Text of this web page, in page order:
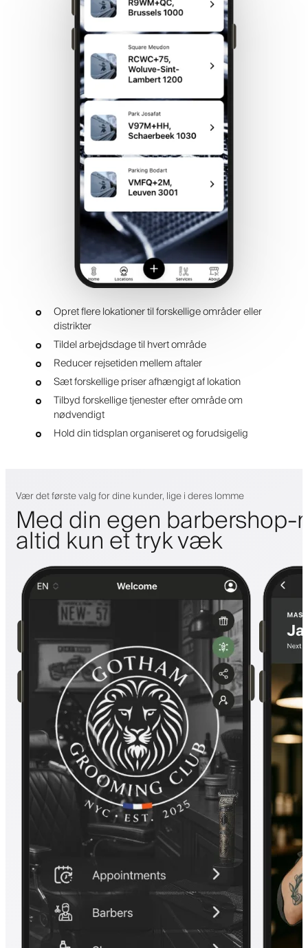
Opret flere lokationer til forskellige områder eller
distrikter
Tildel arbejdsdage til hvert område
Reducer rejsetiden mellem aftaler
Sæt forskellige priser afhængigt af lokation
Tilbyd forskellige tjenester efter område om
nødvendigt
Hold din tidsplan organiseret og forudsigelig
Vær det første valg for dine kunder, lige i deres lomme
Med din egen
altid kun et tryk væk